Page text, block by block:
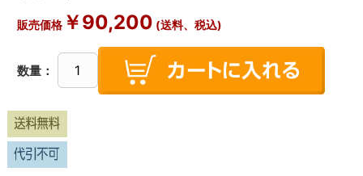
販売価格￥90,200 (送料、税込)
数量：